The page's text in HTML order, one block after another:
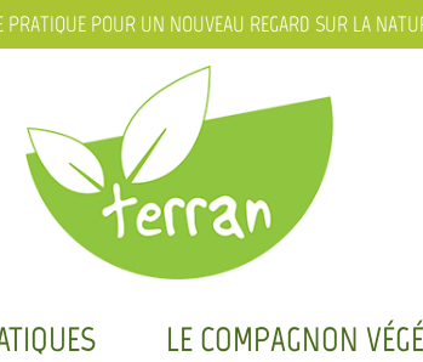
PRATIQUE POUR UN NOUVEAU REGARD SUR LA
LE COMPAGNON